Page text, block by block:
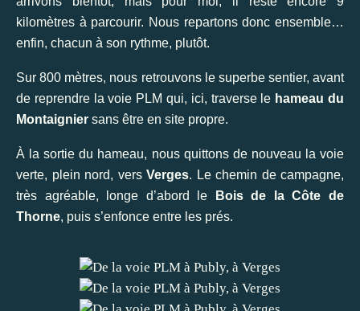
kilomètres à parcourir. Nous repartons donc ensemble…
enfin, chacun à son rythme, plutôt.
Sur 800 mètres, nous retrouvons le superbe sentier, avant
de reprendre la voie PLM qui, ici, traverse le hameau du
Montaignier sans être en site propre.
À la sortie du hameau, nous quittons de nouveau la voie
verte, plein nord, vers Verges. Le chemin de campagne,
très agréable, longe d’abord le
Bois de la Côte de
Thorne, puis s’enfonce entre les prés.